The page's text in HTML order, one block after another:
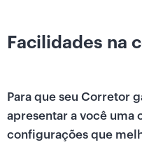
Facilidades na
Para que seu Corretor
apresentar a você uma
configurações que